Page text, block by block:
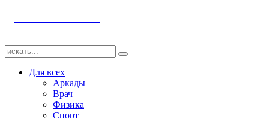
Для всех
Аркады
Врач
Физика
Спорт